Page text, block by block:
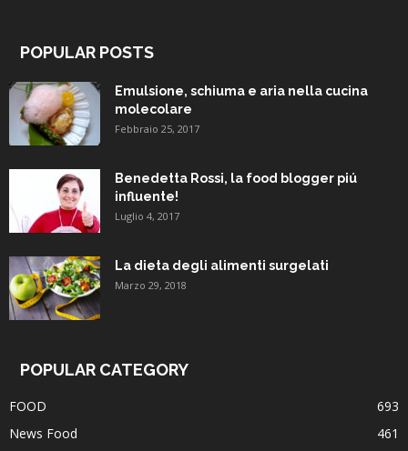
POPULAR POSTS
Emulsione, schiuma e aria nella cucina
molecolare
Febbraio 25, 2017
Benedetta Rossi, la food blogger piú
influente!
Luglio 4, 2017
La dieta degli alimenti surgelati
Marzo 29, 2018
POPULAR CATEGORY
FOOD
693
News Food
461